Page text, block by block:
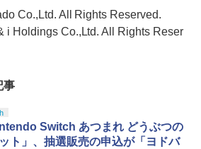
Co.,Ltd. All Rights Reserved.
i Holdings Co.,Ltd. All Rights Reser
事
Switch あつまれ どうぶつの
ト」、抽選販売の申込が「ヨドバ